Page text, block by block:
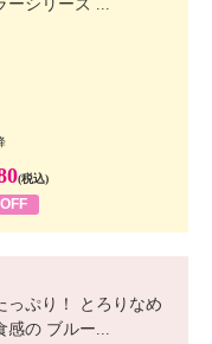
ーシリーズ ...
(税込)
っぷり！ とろりなめ
感の ブルー...